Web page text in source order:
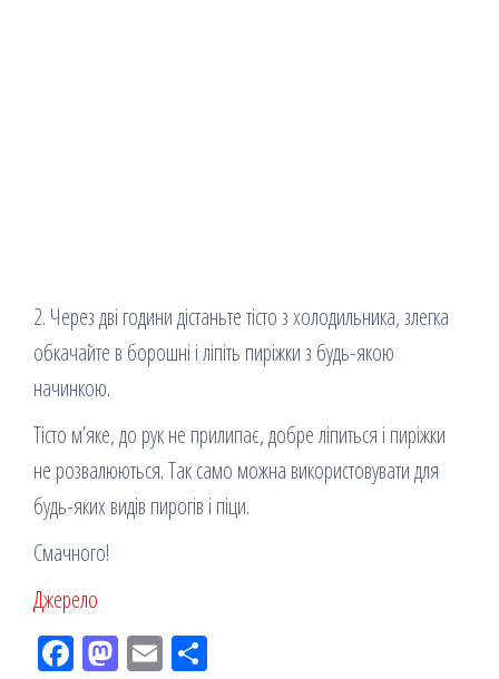
2. Через дві години дістаньте тісто з холодильника, злегка
обкачайте в борошні і ліпіть пиріжки з будь-якою
начинкою.
Тісто м’яке, до рук не прилипає, добре ліпиться і пиріжки
не розвалюються. Так само можна використовувати для
будь-яких видів пирогів і піци.
Смачного!
Джерело
Fac M Em